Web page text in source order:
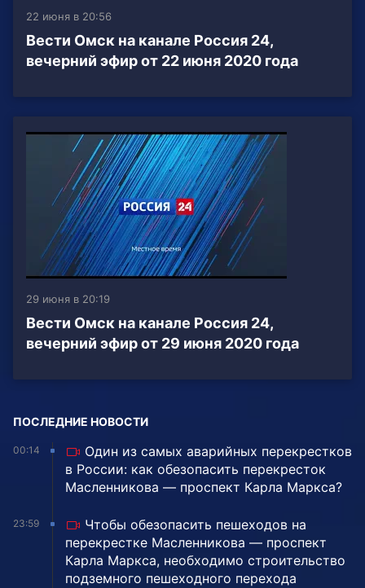
22 июня в 20:56
Вести Омск на канале Россия 24,
вечерний эфир от 22 июня 2020 года
29 июня в 20:19
Вести Омск на канале Россия 24,
вечерний эфир от 29 июня 2020 года
ПОСЛЕДНИЕ НОВОСТИ
00:14
Один из самых аварийных перекрестков
в России: как обезопасить перекресток
Масленникова — проспект Карла Маркса?
23:59
Чтобы обезопасить пешеходов на
перекрестке Масленникова — проспект
Карла Маркса, необходимо строительство
подземного пешеходного перехода